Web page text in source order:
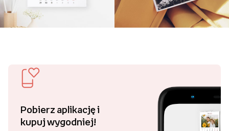
Pobierz aplikację i
kupuj wygodniej!